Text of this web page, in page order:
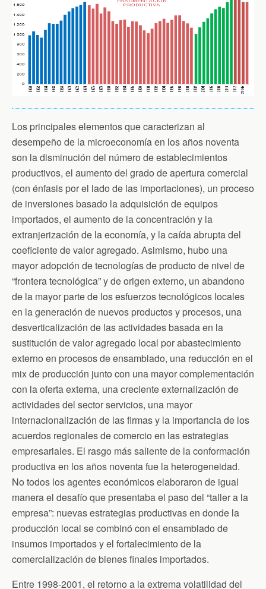
Los principales elementos que caracterizan al
desempeño de la microeconomía en los años noventa
son la disminución del número de establecimientos
productivos, el aumento del grado de apertura comercial
(con énfasis por el lado de las importaciones), un proceso
de inversiones basado la adquisición de equipos
importados, el aumento de la concentración y la
extranjerización de la economía, y la caída abrupta del
coeficiente de valor agregado. Asimismo, hubo una
mayor adopción de tecnologías de producto de nivel de
“frontera tecnológica” y de origen externo, un abandono
de la mayor parte de los esfuerzos tecnológicos locales
en la generación de nuevos productos y procesos, una
desverticalización de las actividades basada en la
sustitución de valor agregado local por abastecimiento
externo en procesos de ensamblado, una reducción en el
mix de producción junto con una mayor complementación
con la oferta externa, una creciente externalización de
actividades del sector servicios, una mayor
internacionalización de las firmas y la importancia de los
acuerdos regionales de comercio en las estrategias
empresariales. El rasgo más saliente de la conformación
productiva en los años noventa fue la heterogeneidad.
No todos los agentes económicos elaboraron de igual
manera el desafío que presentaba el paso del “taller a la
empresa”: nuevas estrategias productivas en donde la
producción local se combinó con el ensamblado de
insumos importados y el fortalecimiento de la
comercialización de bienes finales importados.
Entre 1998-2001, el retorno a la extrema volatilidad del